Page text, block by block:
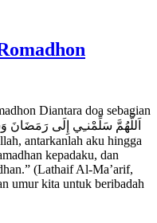
Diantara doa sebagian
kepadaku, dan
(Lathaif Al-Ma’arif,
umur kita untuk beribadah